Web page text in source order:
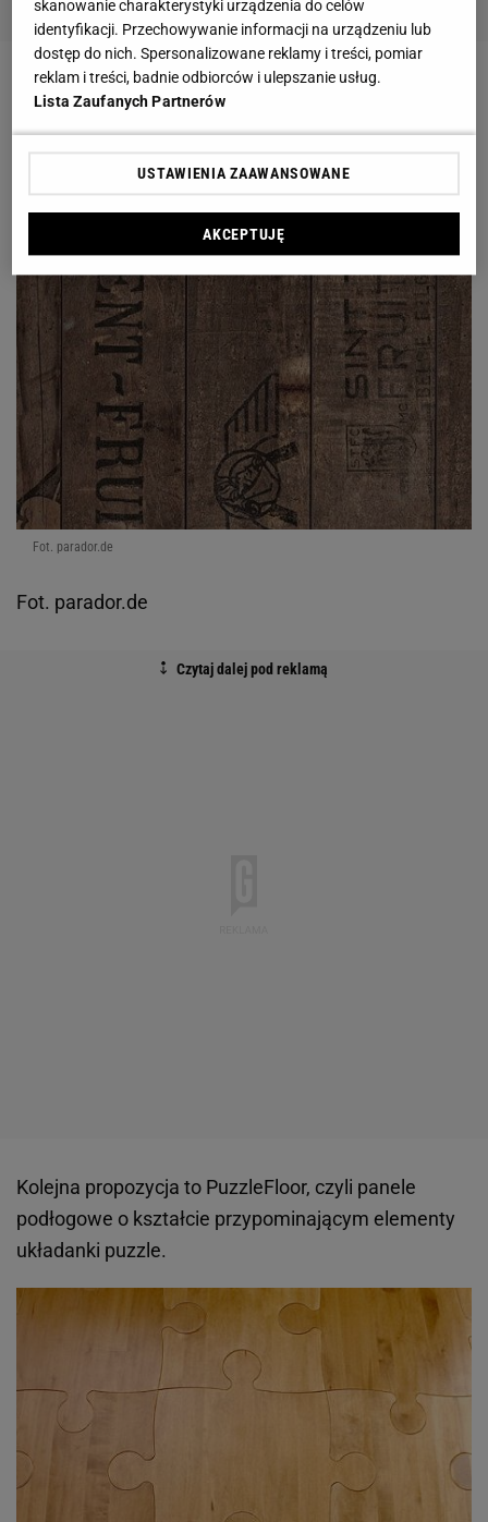
Fot. parador.de
Fot. parador.de
Kolejna propozycja to PuzzleFloor, czyli panele
podłogowe o kształcie przypominającym elementy
układanki puzzle.
skanowanie charakterystyki urządzenia do celów
identyfikacji. Przechowywanie informacji na urządzeniu lub
dostęp do nich. Spersonalizowane reklamy i treści, pomiar
reklam i treści, badnie odbiorców i ulepszanie usług.
Lista Zaufanych Partnerów
USTAWIENIA ZAAWANSOWANE
AKCEPTUJĘ